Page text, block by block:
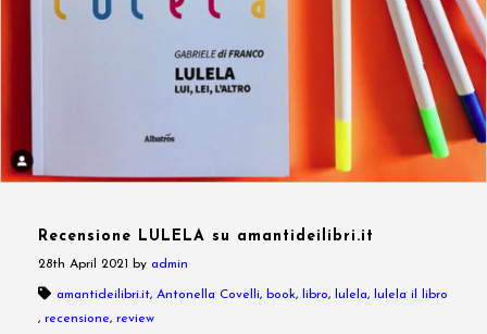
Recensione LULELA su amantideilibri.it
28th April 2021 by admin
amantideilibri.it, Antonella Covelli, book, libro, lulela, lulela il libro
, recensione, review